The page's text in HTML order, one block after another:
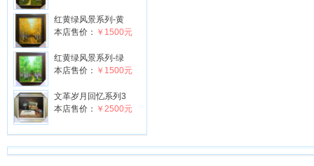
红黄绿风景系列-黄
本店售价： ￥1500元
红黄绿风景系列-绿
本店售价： ￥1500元
文革岁月回忆系列3
本店售价： ￥2500元